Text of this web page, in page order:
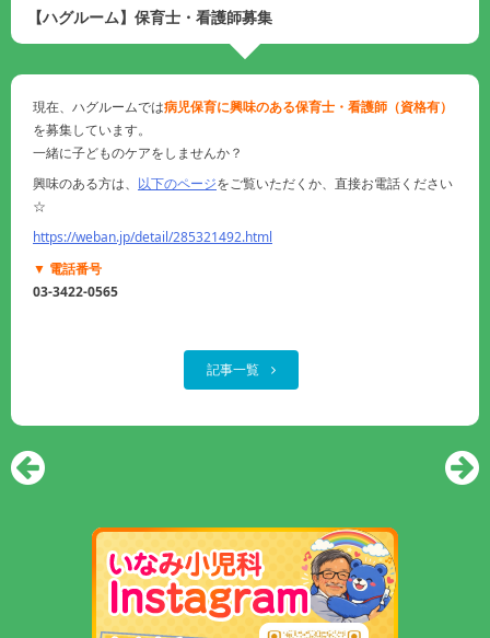
【ハグルーム】保育士・看護師募集
現在、ハグルームでは病児保育に興味のある保育士・看護師（資格有）
を募集しています。
一緒に子どものケアをしませんか？
興味のある方は、 以下のページをご覧いただくか、直接お電話ください
☆
https://weban.jp/detail/285321492.html
▼ 電話番号
03-3422-0565
記事一覧